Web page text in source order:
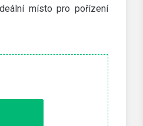
místo pro pořízení
kód
stažení aplikace přes tento odkaz a